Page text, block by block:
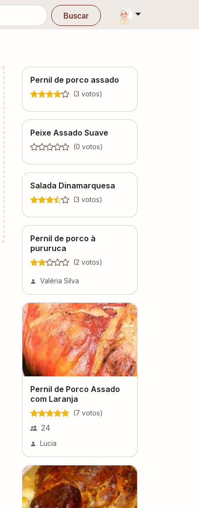
Buscar
Pernil de porco assado
(3 votos)
Peixe Assado Suave
(0 votos)
Salada Dinamarquesa
(3 votos)
Pernil de porco à
pururuca
(2 votos)
Valéria Silva
Pernil de Porco Assado
com Laranja
(7 votos)
24
Lucia